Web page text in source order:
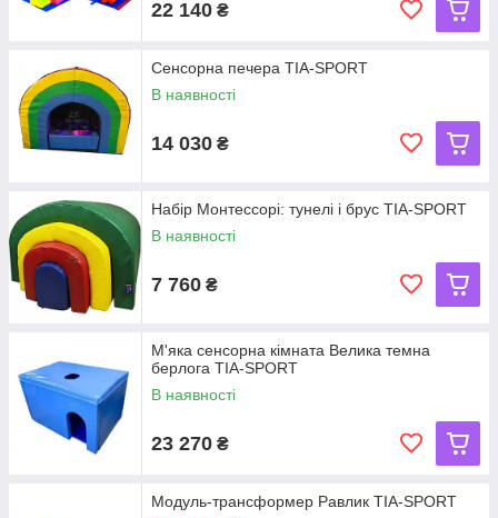
22 140 ₴
Сенсорна печера TIA-SPORT
В наявності
14 030 ₴
Набір Монтессорі: тунелі і брус TIA-SPORT
В наявності
7 760 ₴
М'яка сенсорна кімната Велика темна
берлога TIA-SPORT
В наявності
23 270 ₴
Модуль-трансформер Равлик TIA-SPORT